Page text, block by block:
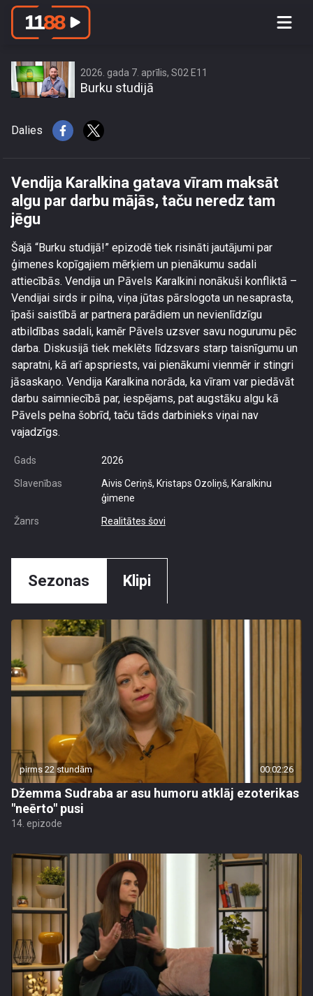
Vendija Karalkina gatava vīram
2026. gada 7. aprīlis, S02 E11
Burku studijā
Dalies
Vendija Karalkina gatava vīram maksāt
algu par darbu mājās, taču neredz tam
jēgu
Šajā “Burku studijā!” epizodē tiek risināti jautājumi par
ģimenes kopīgajiem mērķiem un pienākumu sadali
attiecībās. Vendija un Pāvels Karalkini nonākuši konfliktā –
Vendijai sirds ir pilna, viņa jūtas pārslogota un nesaprasta,
īpaši saistībā ar partnera parādiem un nevienlīdzīgu
atbildības sadali, kamēr Pāvels uzsver savu nogurumu pēc
darba. Diskusijā tiek meklēts līdzsvars starp taisnīgumu un
sapratni, kā arī apspriests, vai pienākumi vienmēr ir stingri
jāsaskaņo. Vendija Karalkina norāda, ka vīram var piedāvāt
darbu saimniecībā par, iespējams, pat augstāku algu kā
Pāvels pelna šobrīd, taču tāds darbinieks viņai nav
vajadzīgs.
Gads 2026
Slavenības
Aivis Ceriņš, Kristaps Ozoliņš, Karalkinu
ģimene
Žanrs Realitātes šovi
Sezonas Klipi
pirms 22 stundām 00:02:26
Džemma Sudraba ar asu humoru atklāj ezoterikas
"neērto" pusi
14. epizode